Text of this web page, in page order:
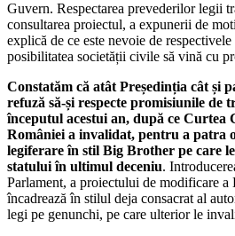
Guvern. Respectarea prevederilor legii
consultarea proiectul, a expunerii de
explică de ce este nevoie de
posibilitatea societății civile să vină cu
Constatăm că atât Președinția cât și
refuză să-și respecte promisiunile de
începutul acestui an, după ce Curtea
României a invalidat, pentru a patra
legiferare în stil Big Brother pe care
statului în ultimul deceniu.
Parlament, a proiectului de modificare a
încadrează în stilul deja consacrat al
legi pe genunchi, pe care ulterior le